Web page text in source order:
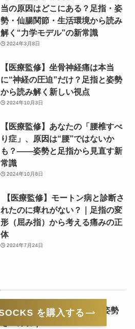
を購入する
当の原因はどこにある？足指・姿
勢・仙腸関節・生活環境から読み
解く“力学モデル”の新常識
2024年3月8日
【医療監修】坐骨神経痛は本当
に“神経の圧迫”だけ？足指と姿勢
から読み解く新しい視点
2024年10月3日
【医療監修】あなたの「腰椎すべ
り症」、原因は“腰”ではないか
も？——姿勢と足指から見直す新
常識
2024年10月8日
【医療監修】モートン病と診断さ
れたのに痺れがない？｜足指の変
形（屈み指）から考える痛みの正
体
2024年7月24日
【無料】3枚の写真で足指と姿勢